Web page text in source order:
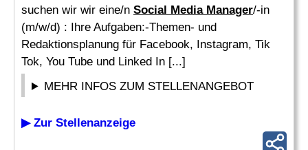
suchen wir wir eine/n Social Media Manager/-in
(m/w/d) : Ihre Aufgaben:-Themen- und
Redaktionsplanung für Facebook, Instagram, Tik
Tok, You Tube und Linked In [...]
MEHR INFOS ZUM STELLENANGEBOT
▶ Zur Stellenanzeige